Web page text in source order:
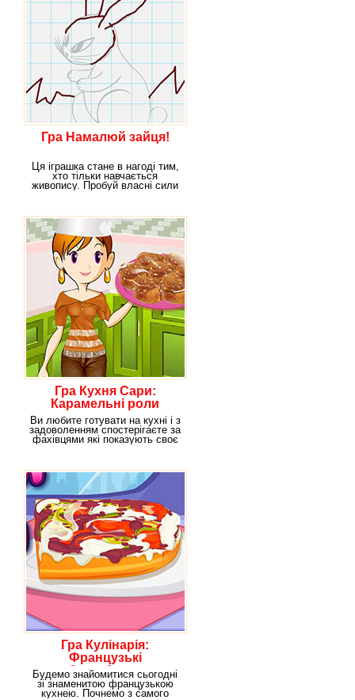
Гра Намалюй зайця!
Ця іграшка стане в нагоді тим,
хто тільки навчається
живопису. Пробуй власні сили
Гра Кухня Сари:
Карамельні роли
Ви любите готувати на кухні і з
задоволенням спостерігаєте за
фахівцями які показують своє
Гра Кулінарія:
Французькі
бутерброди
Будемо знайомитися сьогодні
зі знаменитою французькою
кухнею. Почнемо з самого